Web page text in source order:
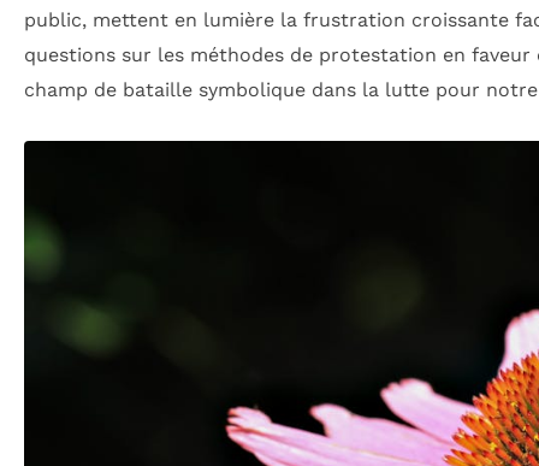
public, mettent en lumière la frustration croissante
questions sur les méthodes de protestation en
champ de bataille symbolique dans la lutte pour notre